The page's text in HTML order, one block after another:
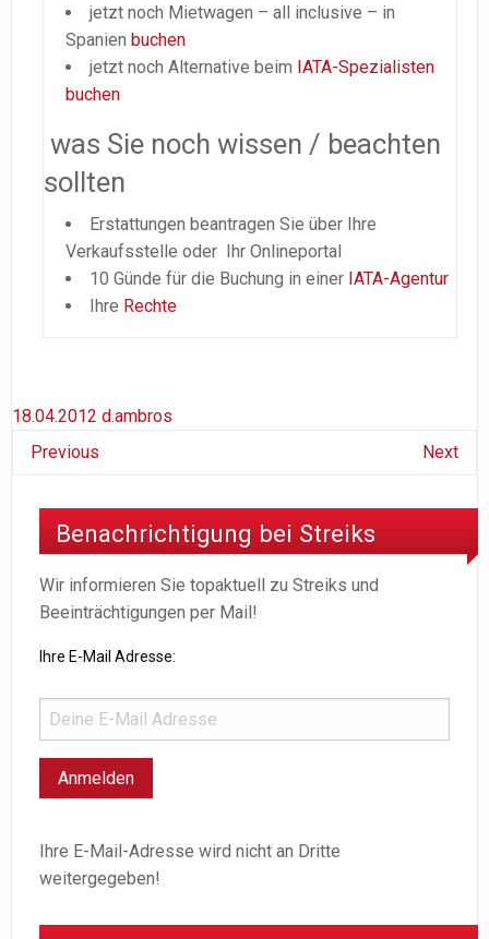
jetzt noch Mietwagen – all inclusive – in
Spanien buchen
jetzt noch Alternative beim IATA-Spezialisten
buchen
was Sie noch wissen / beachten
sollten
Erstattungen beantragen Sie über Ihre
Verkaufsstelle oder Ihr Onlineportal
10 Günde für die Buchung in einer IATA-Agentur
Ihre Rechte
18.04.2012 d.ambros
Previous
Next
Benachrichtigung bei Streiks
Wir informieren Sie topaktuell zu Streiks und
Beeinträchtigungen per Mail!
Ihre E-Mail Adresse:
Ihre E-Mail-Adresse wird nicht an Dritte
weitergegeben!